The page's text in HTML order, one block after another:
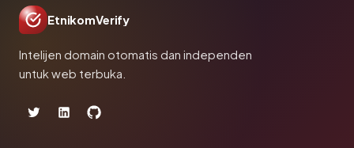
EtnikomVerify
Intelijen domain otomatis dan independen
untuk web terbuka.